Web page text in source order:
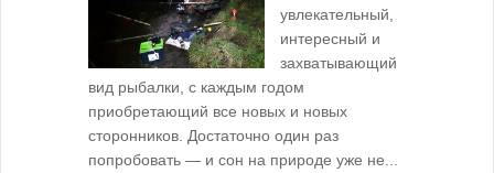
увлекательный,
интересный и
захватывающий
вид рыбалки, с каждым годом
приобретающий все новых и новых
сторонников. Достаточно один раз
попробовать — и сон на природе уже не...